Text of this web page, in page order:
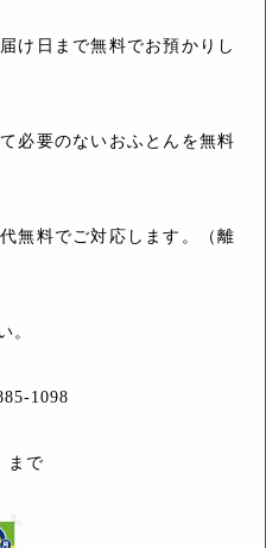
け日まで無料でお預かりし
必要のないおふとんを無料
無料でご対応します。（離
。
1098
まで